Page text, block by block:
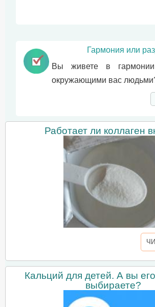
Гармония или
Вы живете в
окружающими вас
Работает ли коллаген
Кальций для детей. А вы
выбираете?